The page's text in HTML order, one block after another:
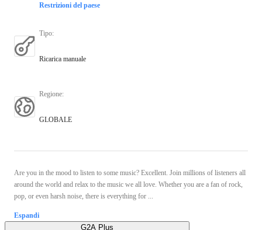
Restrizioni del paese
Tipo:
Ricarica manuale
Regione:
GLOBALE
Are you in the mood to listen to some music? Excellent. Join millions of listeners all
around the world and relax to the music we all love. Whether you are a fan of rock,
pop, or even harsh noise, there is everything for ...
Espandi
G2A Plus